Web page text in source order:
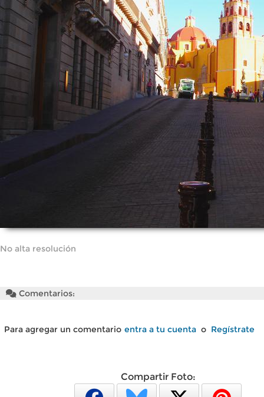
No alta resolución
Comentarios:
Para agregar un comentario entra a tu cuenta o Regístrate
Compartir Foto: